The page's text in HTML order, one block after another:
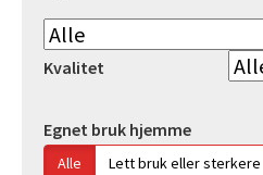
Kvalitet
Egnet bruk hjemme
Alle
Lett bruk eller sterkere